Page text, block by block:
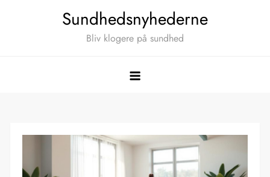
Sundhedsnyhederne
Bliv klogere på sundhed